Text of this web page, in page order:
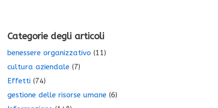
Categorie degli articoli
benessere organizzativo (11)
cultura aziendale (7)
Effetti (74)
gestione delle risorse umane (6)